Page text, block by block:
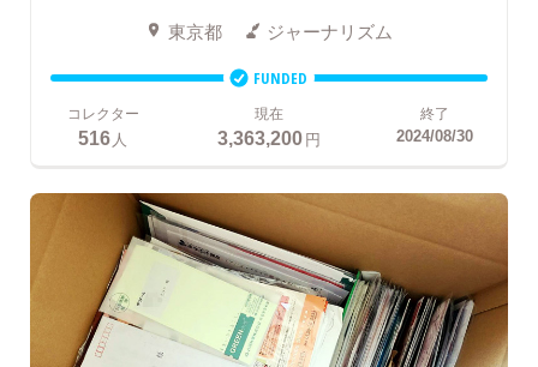
東京都 ジャーナリズム
FUNDED
コレクター
516人
現在
3,363,200円
終了
2024/08/30